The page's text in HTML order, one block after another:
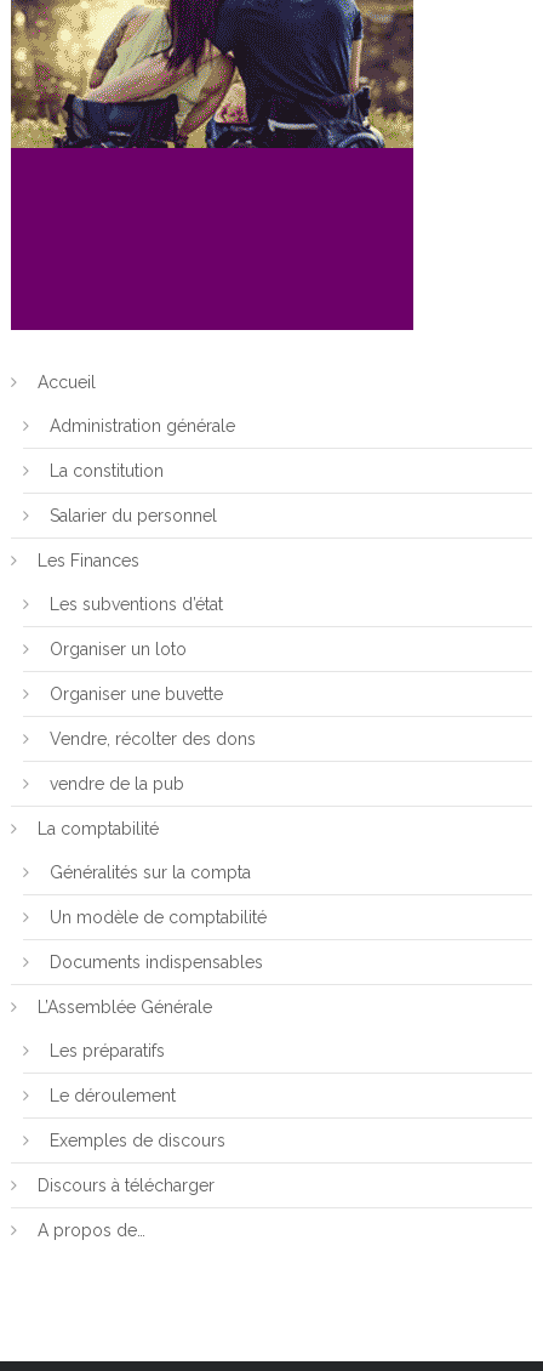
Accueil
Administration générale
La constitution
Salarier du personnel
Les Finances
Les subventions d’état
Organiser un loto
Organiser une buvette
Vendre, récolter des dons
vendre de la pub
La comptabilité
Généralités sur la compta
Un modèle de comptabilité
Documents indispensables
L’Assemblée Générale
Les préparatifs
Le déroulement
Exemples de discours
Discours à télécharger
A propos de…